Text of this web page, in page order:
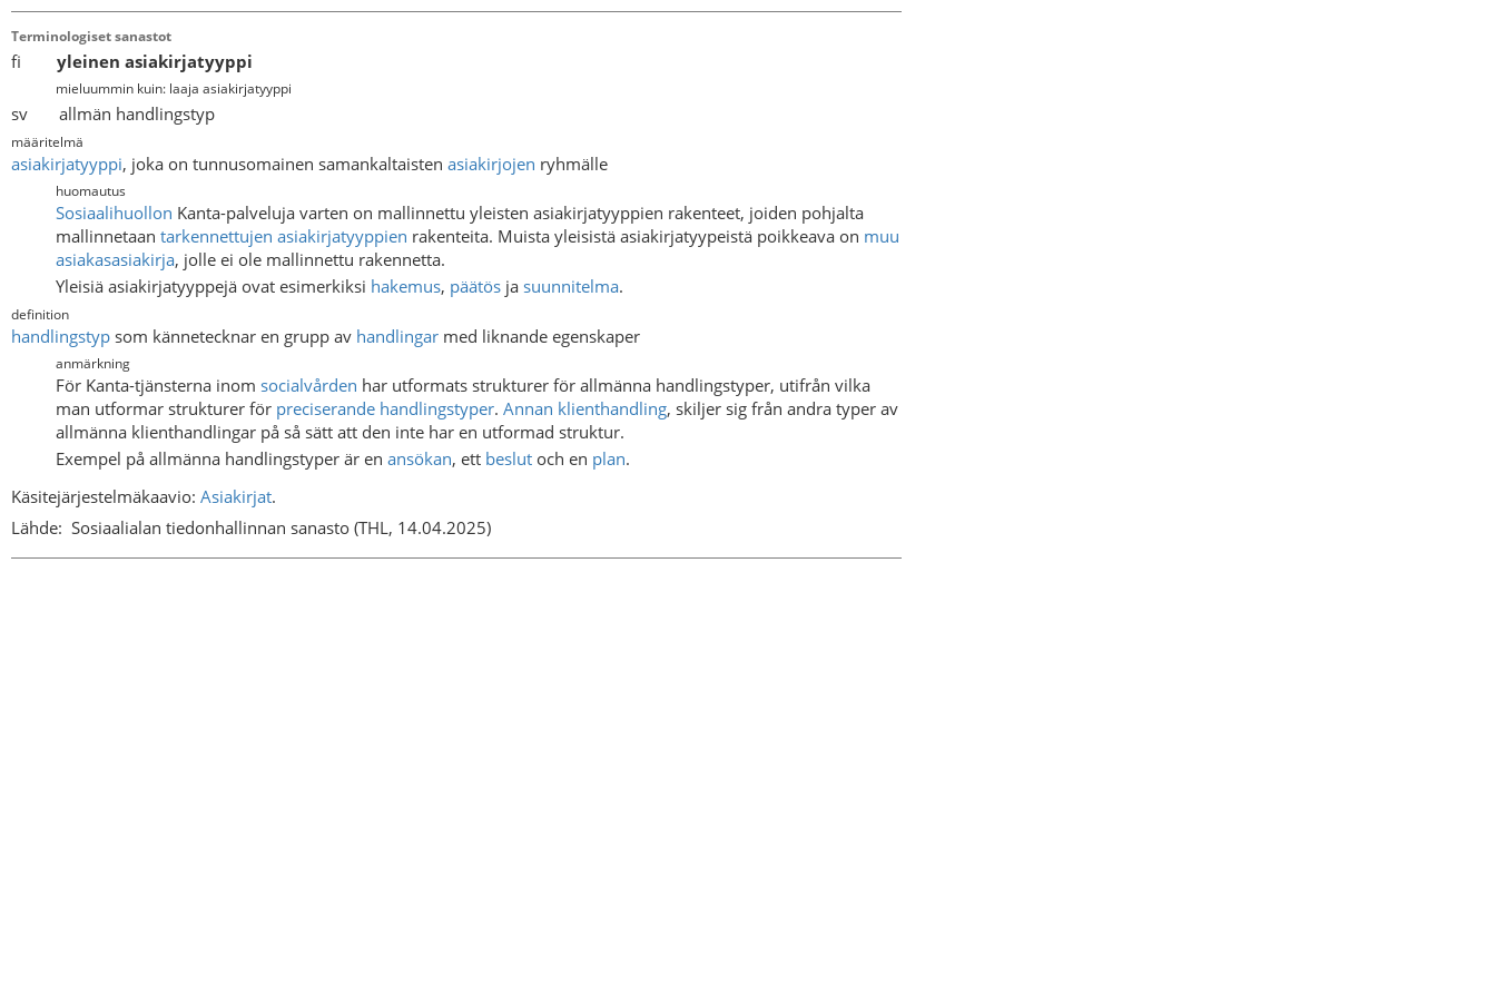
Terminologiset sanastot
fi yleinen asiakirjatyyppi
mieluummin kuin: laaja asiakirjatyyppi
sv allmän handlingstyp
määritelmä
asiakirjatyyppi, joka on tunnusomainen samankaltaisten asiakirjojen ryhmälle
huomautus
Sosiaalihuollon Kanta-palveluja varten on mallinnettu yleisten asiakirjatyyppien rakenteet, joiden pohjalta
mallinnetaan tarkennettujen asiakirjatyyppien rakenteita. Muista yleisistä asiakirjatyypeistä poikkeava on muu
asiakasasiakirja, jolle ei ole mallinnettu rakennetta.
Yleisiä asiakirjatyyppejä ovat esimerkiksi hakemus, päätös ja suunnitelma.
definition
handlingstyp som kännetecknar en grupp av handlingar med liknande egenskaper
anmärkning
För Kanta-tjänsterna inom socialvården har utformats strukturer för allmänna handlingstyper, utifrån vilka
man utformar strukturer för preciserande handlingstyper. Annan klienthandling, skiljer sig från andra typer av
allmänna klienthandlingar på så sätt att den inte har en utformad struktur.
Exempel på allmänna handlingstyper är en ansökan, ett beslut och en plan.
Käsitejärjestelmäkaavio: Asiakirjat.
Lähde: Sosiaalialan tiedonhallinnan sanasto (THL, 14.04.2025)